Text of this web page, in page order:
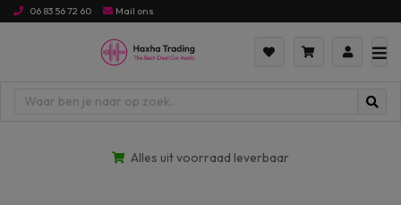
06 83 56 72 60 Mail ons
Alles uit voorraad leverbaar
hoog naar laag